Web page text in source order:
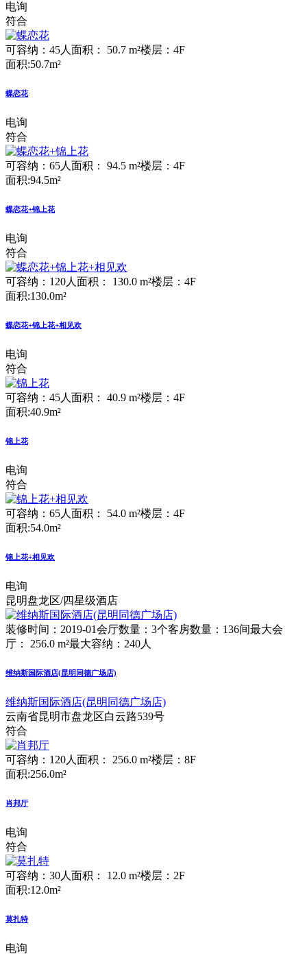
电询
符合
可容纳：45人 面积： 50.7 m²楼层：4F
面积:50.7m²
蝶恋花
电询
符合
可容纳：65人 面积： 94.5 m²楼层：4F
面积:94.5m²
蝶恋花+锦上花
电询
符合
可容纳：120人 面积： 130.0 m²楼层：4F
面积:130.0m²
蝶恋花+锦上花+相见欢
电询
符合
可容纳：45人 面积： 40.9 m²楼层：4F
面积:40.9m²
锦上花
电询
符合
可容纳：65人 面积： 54.0 m²楼层：4F
面积:54.0m²
锦上花+相见欢
电询
昆明盘龙区/四星级酒店
装修时间：2019-01会厅数量：3个客房数量：136间最大会
厅： 256.0 m²最大容纳：240人
维纳斯国际酒店(昆明同德广场店)
维纳斯国际酒店(昆明同德广场店)
云南省昆明市盘龙区白云路539号
符合
可容纳：120人 面积： 256.0 m²楼层：8F
面积:256.0m²
肖邦厅
电询
符合
可容纳：30人 面积： 12.0 m²楼层：2F
面积:12.0m²
莫扎特
电询